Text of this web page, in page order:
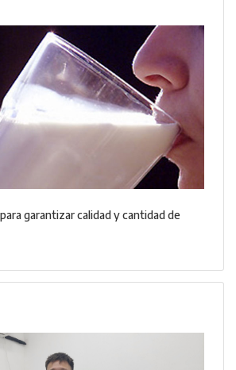
garantizar calidad y cantidad de